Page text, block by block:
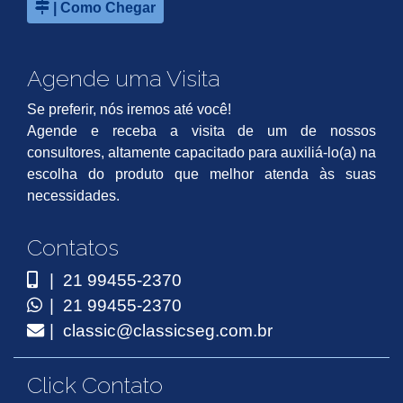
| Como Chegar
Agende uma Visita
Se preferir, nós iremos até você!
Agende e receba a visita de um de nossos
consultores, altamente capacitado para auxiliá-lo(a) na
escolha do produto que melhor atenda às suas
necessidades.
Contatos
| 21 99455-2370
| 21 99455-2370
| classic@classicseg.com.br
Click Contato